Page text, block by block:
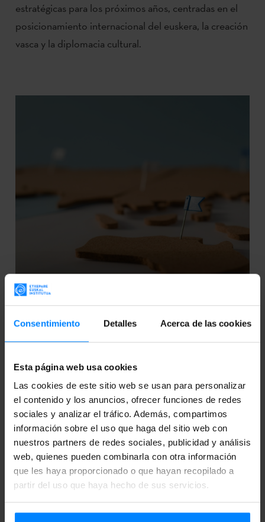
Consentimiento Detalles Acerca de las cookies
Esta página web usa cookies
Las cookies de este sitio web se usan para personalizar
el contenido y los anuncios, ofrecer funciones de redes
sociales y analizar el tráfico. Además, compartimos
información sobre el uso que haga del sitio web con
nuestros partners de redes sociales, publicidad y análisis
web, quienes pueden combinarla con otra información
que les haya proporcionado o que hayan recopilado a
partir del uso que haya hecho de sus servicios.
estratégicas para los próximos años, centradas en el
posicionamiento internacional del euskera, la creación
vasca y la diplomacia cultural.
VUELVE EL CURSO DE FORMACIÓN PARA
LA ENSEÑANZA DE LA LENGUA Y LA
CULTURA VASCAS EN UNIVERSIDADES DEL
EXTRANJERO
La duodécima edición, organizada por Etxepare
Euskal Institutua y la Universidad del País Vasco
(EHU), se celebrará en Donostia del 2 de octubre al 27
de noviembre. El plazo de inscripción permanecerá
abierto hasta el 17 de septiembre.